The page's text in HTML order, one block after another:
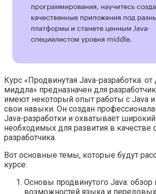
Курс «Продвинутая Java-разработка:
миддла» предназначен для
имеют некоторый опыт работы с Java и
свои навыки. Он создан
Java-разработки и охватывает
необходимых для развития в качестве
разработчика.
Вот основные темы, которые будут
курсе:
Основы продвинутого Java:
возможностей языка и